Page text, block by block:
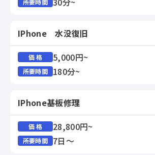
所要時間
IPhone 水没復旧
価 格 5,000円~
所要時間 180分~
IPhone基板修理
価 格 28,800円~
所要時間 7日～